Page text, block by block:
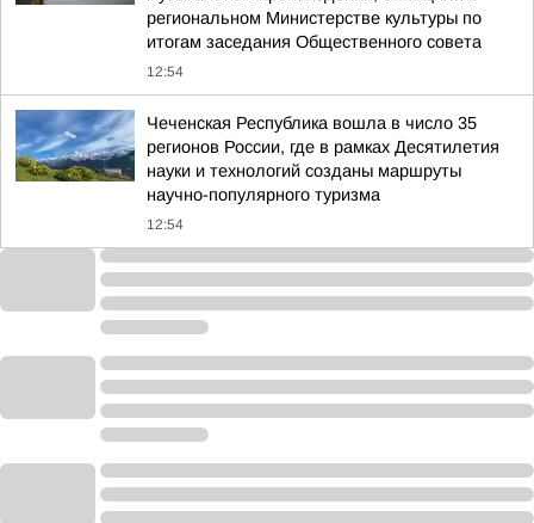
региональном Министерстве культуры по
итогам заседания Общественного совета
12:54
Чеченская Республика вошла в число 35
регионов России, где в рамках Десятилетия
науки и технологий созданы маршруты
научно-популярного туризма
12:54